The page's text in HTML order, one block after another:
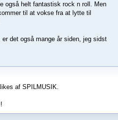
også helt fantastisk rock n roll. Men
til at vokse fra at lytte til
det også mange år siden, jeg sidst
af SPILMUSIK.